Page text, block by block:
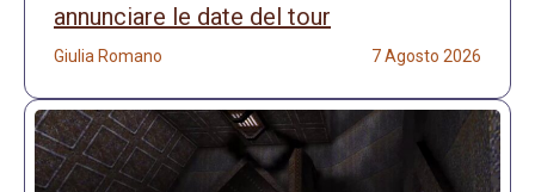
annunciare le date del tour
Giulia Romano 7 Agosto 2026